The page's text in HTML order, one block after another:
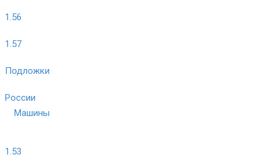
1.56
1.57
Подложки
России
Машины
1.53